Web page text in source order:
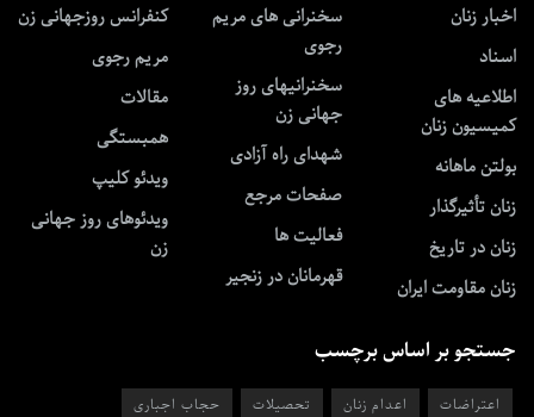
اخبار زنان
اسناد
اطلاعیه های
کمیسیون زنان
بولتن ماهانه
زنان تأثیرگذار
زنان در تاریخ
زنان مقاومت ایران
سخنرانی های مریم
رجوی
سخنرانیهای روز
جهانی زن
شهدای راه آزادی
صفحات مرجع
فعالیت ها
قهرمانان در زنجیر
کنفرانس روزجهانی زن
مریم رجوی
مقالات
همبستگی
ویدئو کلیپ
ویدئوهای روز جهانی
زن
جستجو بر اساس برچسب
اعتراضات اعدام زنان تحصیلات
حجاب اجباری